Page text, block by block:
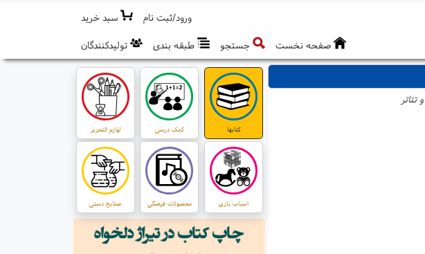
ورود/ثبت نام
سبد خرید
صفحه نخست
جستجو طبقه بندی تولیدکنندگان
کتابها کمک درسی لوازم التحریر
اسباب بازی محصولات فرهنگی صنایع دستی